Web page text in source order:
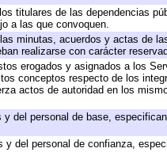
titulares de las dependencias
a las que convoquen.
minutas, acuerdos y actas de
realizarse con carácter
erogados y asignados a los
conceptos respecto de los
actos de autoridad en los
del personal de base,
del personal de confianza,